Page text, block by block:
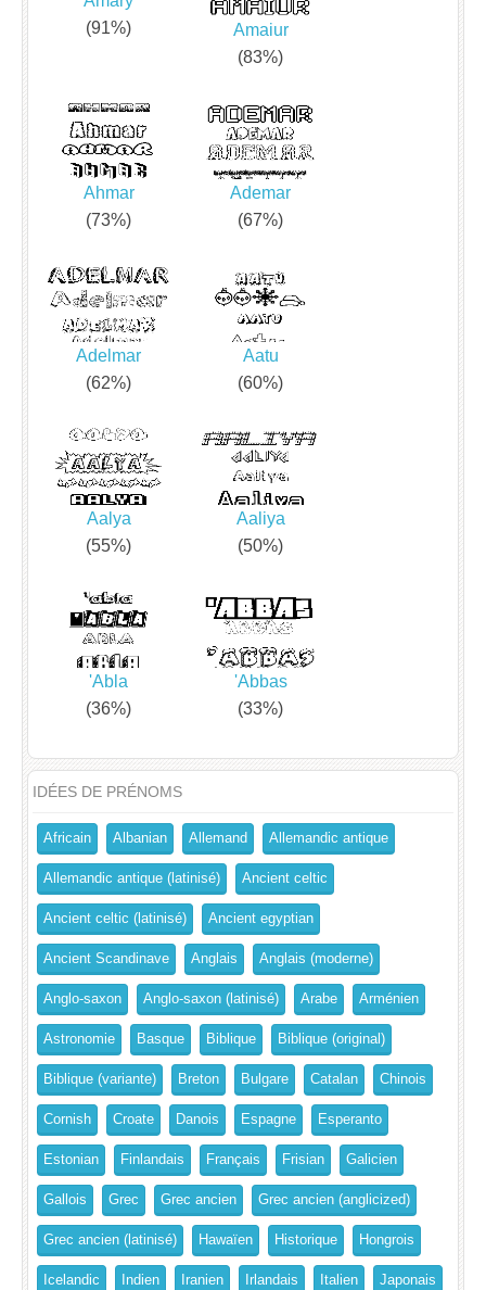
(91%)
Amaiur
(83%)
Ahmar
(73%)
Ademar
(67%)
Adelmar
(62%)
Aatu
(60%)
Aalya
(55%)
Aaliya
(50%)
'Abla
(36%)
'Abbas
(33%)
IDÉES DE PRÉNOMS
Africain Albanian Allemand Allemandic antique
Allemandic antique (latinisé) Ancient celtic
Ancient celtic (latinisé) Ancient egyptian
Ancient Scandinave Anglais Anglais (moderne)
Anglo-saxon Anglo-saxon (latinisé) Arabe Arménien
Astronomie Basque Biblique Biblique (original)
Biblique (variante) Breton Bulgare Catalan Chinois
Cornish Croate Danois Espagne Esperanto
Estonian Finlandais Français Frisian Galicien
Gallois Grec Grec ancien Grec ancien (anglicized)
Grec ancien (latinisé) Hawaïen Historique Hongrois
Icelandic Indien Iranien Irlandais Italien Japonais